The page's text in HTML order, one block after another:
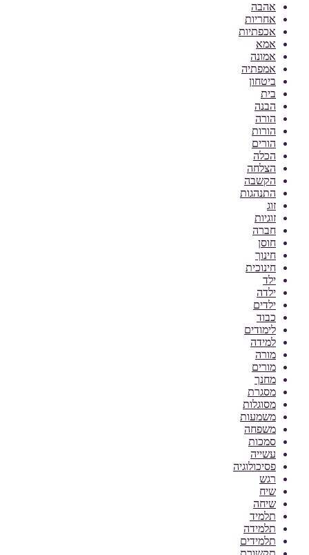
אהבה
אחריות
אכפתיות
אמא
אמונה
אמפתיה
ביטחון
בית
הבנה
הורה
הורות
הורים
הכלה
הצלחה
הקשבה
התנהגות
זוג
זוגיות
חברה
חוסן
חינוך
חינוכית
ילד
ילדה
ילדים
כבוד
לימודים
למידה
מורה
מורים
מחנך
מסגרת
מסוגלות
משמעות
משפחה
סמכות
עשייה
פסיכולוגיה
רגש
שיח
שיחה
תלמיד
תלמידה
תלמידים